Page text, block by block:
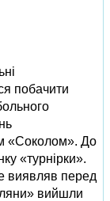
побачити
«Соколом». До
«турнірки».
виявляв перед
вийшли